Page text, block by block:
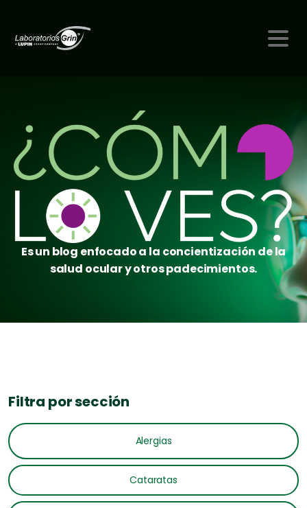
Es un blog enfocado a la concientización de la
salud ocular y otros padecimientos.
Filtra por sección
Alergias
Cataratas